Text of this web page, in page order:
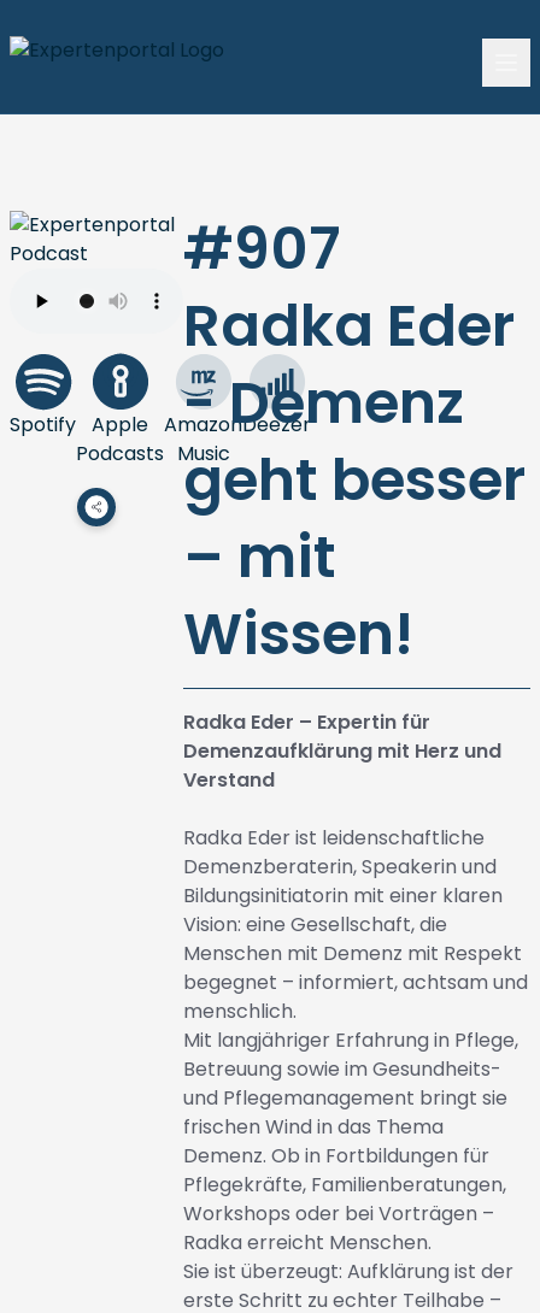
Spotify Apple
Podcasts
Amazon
Music
Deezer
#907
Radka Eder
- Demenz
geht besser
– mit
Wissen!
Radka Eder – Expertin für
Demenzaufklärung mit Herz und
Verstand
Radka Eder ist leidenschaftliche
Demenzberaterin, Speakerin und
Bildungsinitiatorin mit einer klaren
Vision: eine Gesellschaft, die
Menschen mit Demenz mit Respekt
begegnet – informiert, achtsam und
menschlich.
Mit langjähriger Erfahrung in Pflege,
Betreuung sowie im Gesundheits-
und Pflegemanagement bringt sie
frischen Wind in das Thema
Demenz. Ob in Fortbildungen für
Pflegekräfte, Familienberatungen,
Workshops oder bei Vorträgen –
Radka erreicht Menschen.
Sie ist überzeugt: Aufklärung ist der
erste Schritt zu echter Teilhabe –